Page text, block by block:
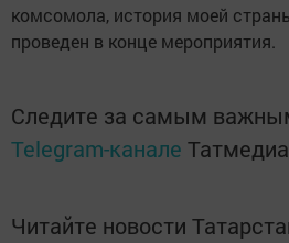
комсомола, история моей
проведен в конце мероприятия.
Следите за самым
Telegram-канале Татмедиа
Читайте новости